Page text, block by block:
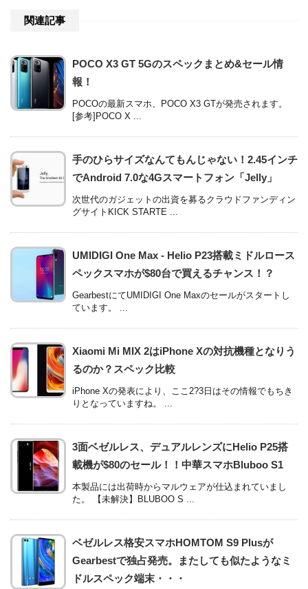
関連記事
POCO X3 GT 5Gのスペックまとめ&セール情
報！
POCOの最新スマホ、POCO X3 GTが発売されます。
[参考]POCO X ...
手のひらサイズなんてもんじゃない！2.45インチ
でAndroid 7.0な4Gスマートフォン「Jelly」
次世代のガジェットの出資を募るクラウドファンディン
グサイトKICK STARTE ...
UMIDIGI One Max - Helio P23搭載ミドルロース
ペックスマホが$80台で買えるチャンス！？
GearbestにてUMIDIGI One Maxのセールがスタートし
ています。 ...
Xiaomi Mi MIX 2はiPhone Xの対抗機種となりう
るのか？スペック比較
iPhone Xの発表により、ここ2?3日はその情報でもちき
りとなっていますね。 ...
3面ベゼルレス、デュアルレンズにHelio P25搭
載機が$80のセール！！中華スマホBluboo S1
本製品には出荷時からマルウェアが仕込まれていまし
た。 【未解決】BLUBOO S ...
ベゼルレス格安スマホHOMTOM S9 Plusが
Gearbestで独占発売。またしても似たようなミ
ドルスペック端末・・・